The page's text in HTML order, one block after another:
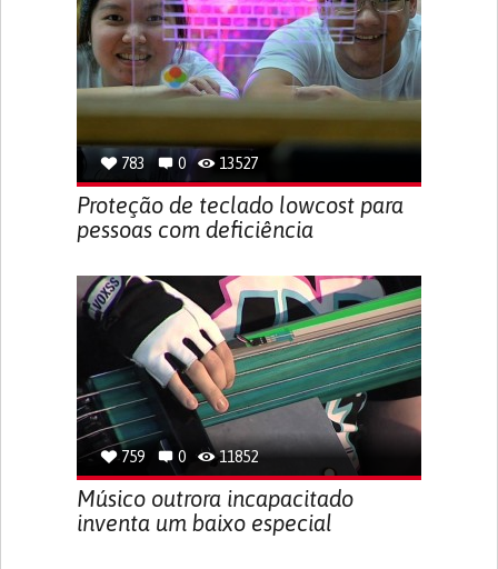
783 0 13527
Proteção de teclado lowcost para
pessoas com deficiência
759 0 11852
Músico outrora incapacitado
inventa um baixo especial